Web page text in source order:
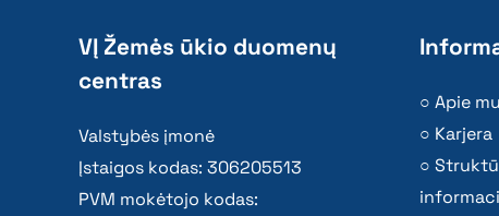
VĮ Žemės ūkio duomenų
centras
Valstybės įmonė
Įstaigos kodas: 306205513
PVM mokėtojo kodas:
Apie
Karjera